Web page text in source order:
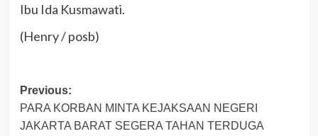
Ibu Ida Kusmawati.
(Henry / posb)
Post
navigation
Previous:
PARA KORBAN MINTA KEJAKSAAN NEGERI
JAKARTA BARAT SEGERA TAHAN TERDUGA